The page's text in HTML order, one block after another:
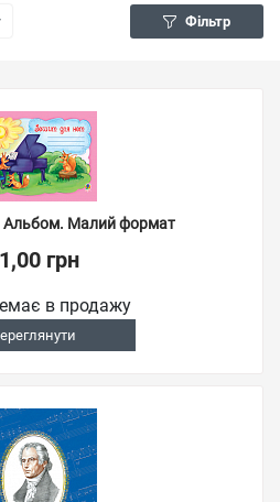
Фільтр
Альбом. Малий формат
грн
в продажу